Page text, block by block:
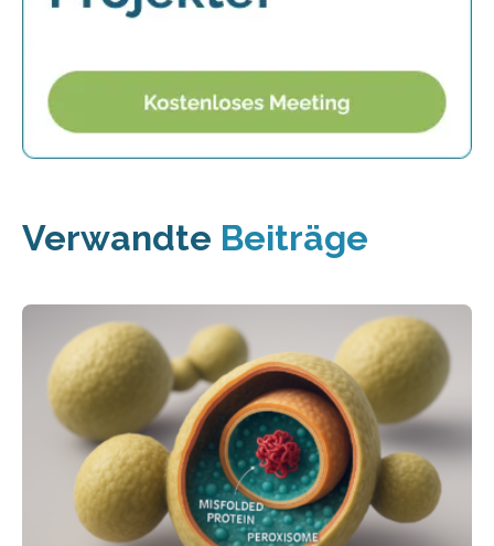
Verwandte Beiträge